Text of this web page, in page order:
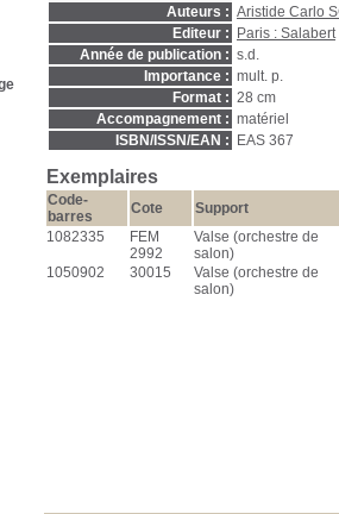
Auteurs : Aristide Carlo
Editeur :
Paris : Salabert
Année de publication : s.d.
Importance : mult. p.
Format : 28 cm
Accompagnement : matériel
ISBN/ISSN/EAN :
EAS 367
Exemplaires
Code-
barres
Cote
Support
1082335
FEM
2992
Valse (orchestre de
salon)
1050902
30015
Valse (orchestre de
salon)